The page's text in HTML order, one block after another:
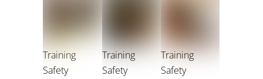
Training
Safety
Training
Safety
Training
Safety